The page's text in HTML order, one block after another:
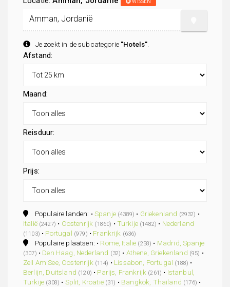
Je zoekt in de subcategorie "Hotels"
Afstand:
Maand:
Reisduur:
Prijs:
Populaire landen: •Spanje (4389) • Griekenland (2932) •
Italië (2427) • Oostenrijk (1860) • Turkije (1482) • Nederland
(1103) • Portugal (979) • Frankrijk (636)
Populaire plaatsen: • Rome, Italië (258) • Madrid, Spanje
(307) • Den Haag, Nederland (32) • Athene, Griekenland (95) •
Zell Am See, Oostenrijk (114) • Lissabon, Portugal (188) •
Berlijn, Duitsland (120) • Parijs, Frankrijk (261) • Istanbul,
Turkije (308) • Split, Kroatië (31) • Bangkok, Thailand (176) •